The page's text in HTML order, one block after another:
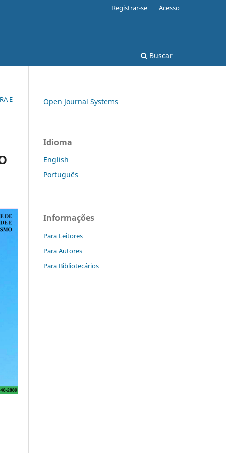
Buscar
Registrar-se Acesso
E
Open Journal Systems
Idioma
English
Português
Informações
Para Leitores
Para Autores
Para Bibliotecários